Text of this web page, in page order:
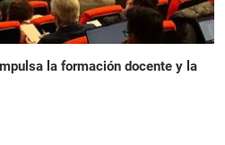
la formación docente y la